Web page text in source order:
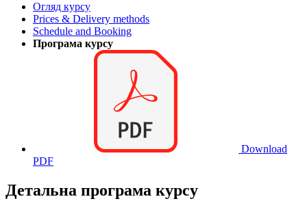
Огляд курсу
Prices & Delivery methods
Schedule and Booking
Програма курсу
Download
PDF
Детальна програма курсу